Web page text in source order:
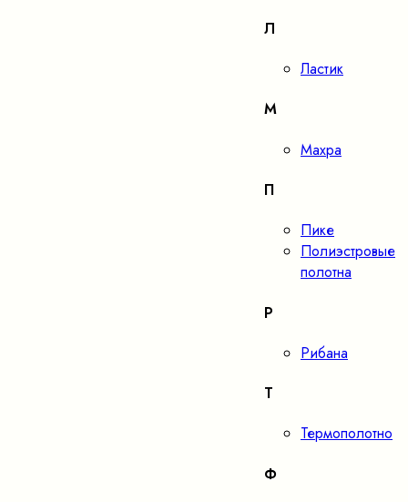
Л
Ластик
М
Махра
П
Пике
Полиэстровые
полотна
Р
Рибана
Т
Термополотно
Ф